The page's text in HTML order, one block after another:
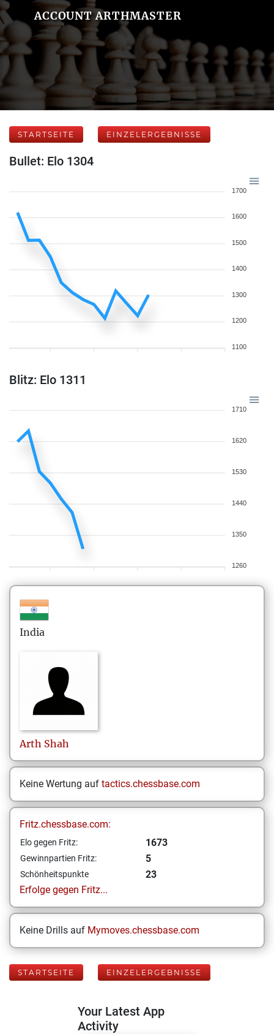
ACCOUNT ARTHMASTER
STARTSEITE EINZELERGEBNISSE
Bullet: Elo 1304
1700
1600
1500
1400
1300
1200
1100
Blitz: Elo 1311
1710
1620
1530
1440
1350
1260
India
Arth Shah
Keine Wertung auf tactics.chessbase.com
Fritz.chessbase.com:
Elo gegen Fritz: 1673
Gewinnpartien Fritz: 5
Schönheitspunkte
23
Erfolge gegen Fritz...
Keine Drills auf Mymoves.chessbase.com
STARTSEITE EINZELERGEBNISSE
Your Latest App
Activity